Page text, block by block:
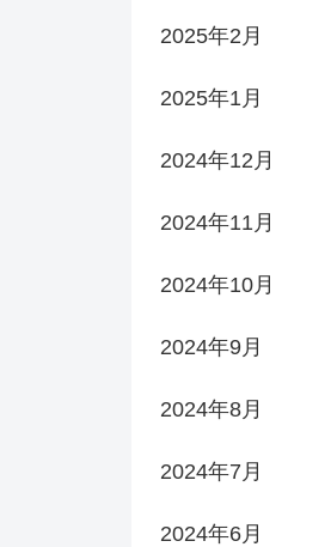
2025年2月
2025年1月
2024年12月
2024年11月
2024年10月
2024年9月
2024年8月
2024年7月
2024年6月